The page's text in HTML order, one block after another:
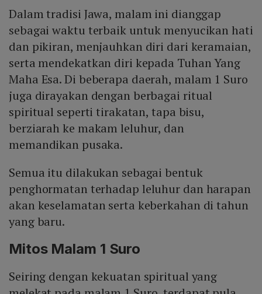
Dalam tradisi Jawa, malam ini dianggap
sebagai waktu terbaik untuk menyucikan hati
dan pikiran, menjauhkan diri dari keramaian,
serta mendekatkan diri kepada Tuhan Yang
Maha Esa. Di beberapa daerah, malam 1 Suro
juga dirayakan dengan berbagai ritual
spiritual seperti tirakatan, tapa bisu,
berziarah ke makam leluhur, dan
memandikan pusaka.
Semua itu dilakukan sebagai bentuk
penghormatan terhadap leluhur dan harapan
akan keselamatan serta keberkahan di tahun
yang baru.
Mitos Malam 1 Suro
Seiring dengan kekuatan spiritual yang